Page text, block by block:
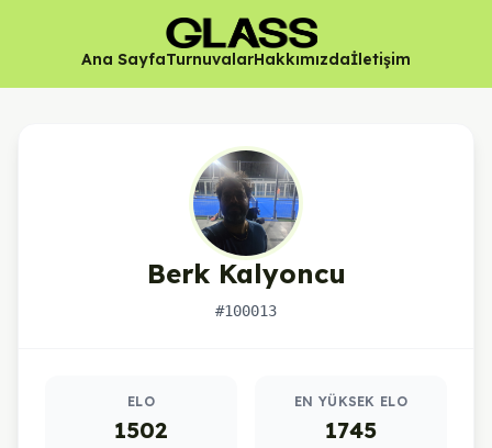
Ana SayfaTurnuvalarHakkımızdaİletişim
Berk Kalyoncu
#100013
ELO
1502
EN YÜKSEK ELO
1745